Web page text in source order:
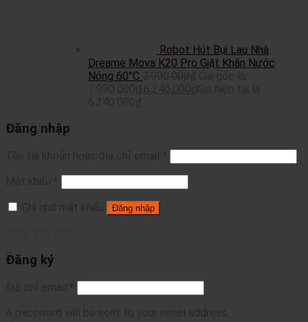
Robot Hút Bụi Lau Nhà
Dreame Mova K20 Pro Giặt Khăn Nước
Nóng 60°C
Đăng nhập
Đăng nhập
Đăng ký